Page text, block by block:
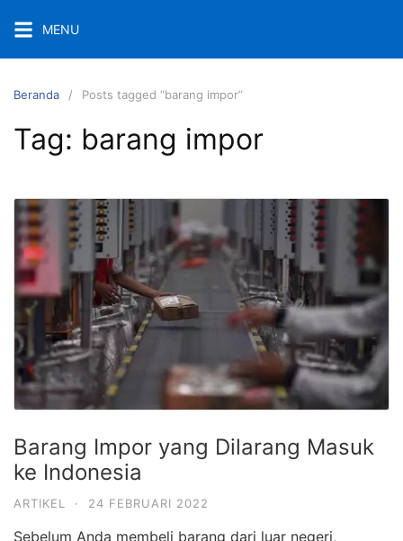
ke
konten
MENU
Beranda Posts tagged “barang impor”
Tag: barang impor
Barang Impor yang Dilarang Masuk
ke Indonesia
ARTIKEL · 24 FEBRUARI 2022
Sebelum Anda membeli barang dari luar negeri,